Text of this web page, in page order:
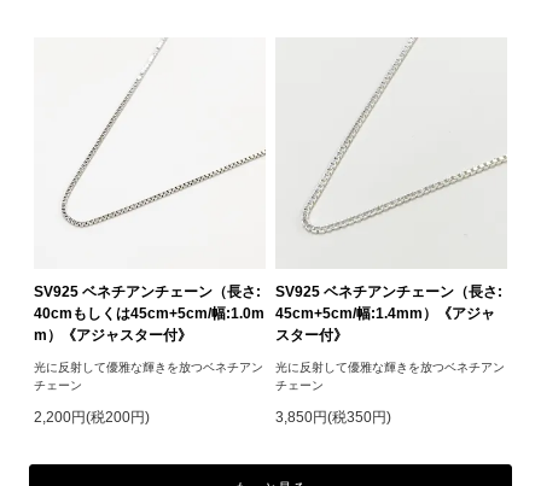
SV925 ベネチアンチェーン（長さ:
40cmもしくは45cm+5cm/幅:1.0m
m）《アジャスター付》
光に反射して優雅な輝きを放つベネチアン
チェーン
2,200円(税200円)
SV925 ベネチアンチェーン（長さ:
45cm+5cm/幅:1.4mm）《アジャ
スター付》
光に反射して優雅な輝きを放つベネチアン
チェーン
3,850円(税350円)